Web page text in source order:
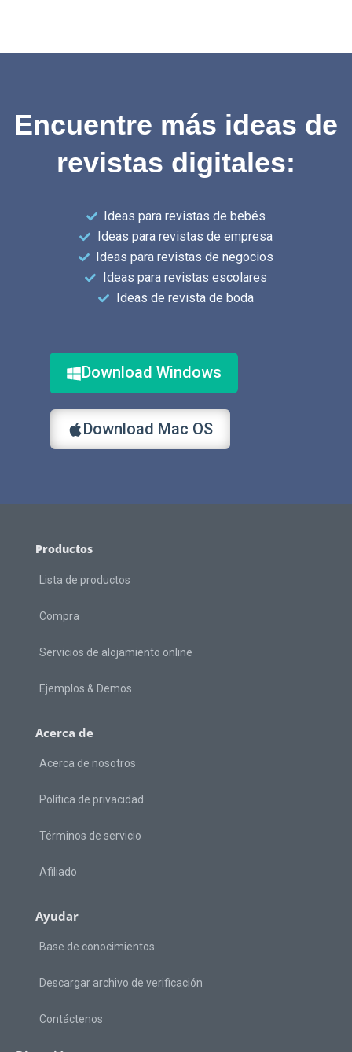
Encuentre más ideas de
revistas digitales:
Ideas para revistas de bebés
Ideas para revistas de empresa
Ideas para revistas de negocios
Ideas para revistas escolares
Ideas de revista de boda
Download Windows
Download Mac OS
Productos
Lista de productos
Compra
Servicios de alojamiento online
Ejemplos & Demos
Acerca de
Acerca de nosotros
Política de privacidad
Términos de servicio
Afiliado
Ayudar
Base de conocimientos
Descargar archivo de verificación
Contáctenos